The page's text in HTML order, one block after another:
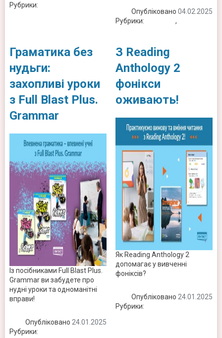
Рубрики:
Опубліковано04.02.2025
Рубрики:
,
Граматика без
нудьги:
захопливі уроки
з Full Blast Plus.
Grammar
Із посібниками Full Blast Plus.
Grammar ви забудете про
нудні уроки та одноманітні
вправи!
Опубліковано 24.01.2025
Рубрики:
З Reading
Anthology 2
фонікси
оживають!
Як Reading Anthology 2
допомагає у вивченні
фоніксів?
Опубліковано 24.01.2025
Рубрики: